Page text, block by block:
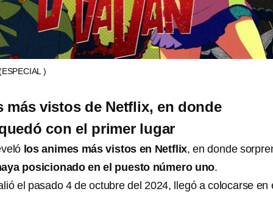
)
más vistos de Netflix, en donde
con el primer lugar
los animes más vistos en Netflix, en donde
posicionado en el puesto número uno.
el pasado 4 de octubre del 2024, llegó a colocarse en